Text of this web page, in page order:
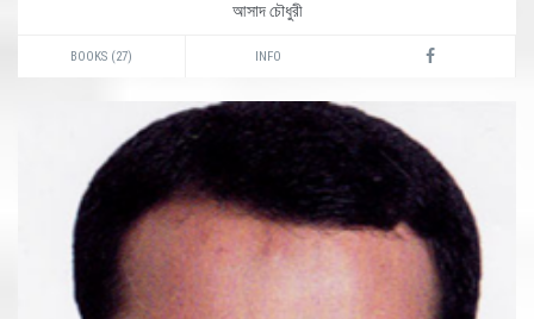
আসাদ চৌধুরী
BOOKS (27) INFO